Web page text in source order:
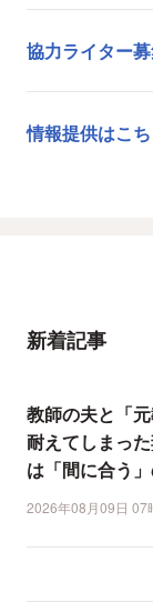
協力ライター
情報提供はこ
新着記事
教師の夫と「
耐えてしまっ
は「間に合う
2026年08月09日 07